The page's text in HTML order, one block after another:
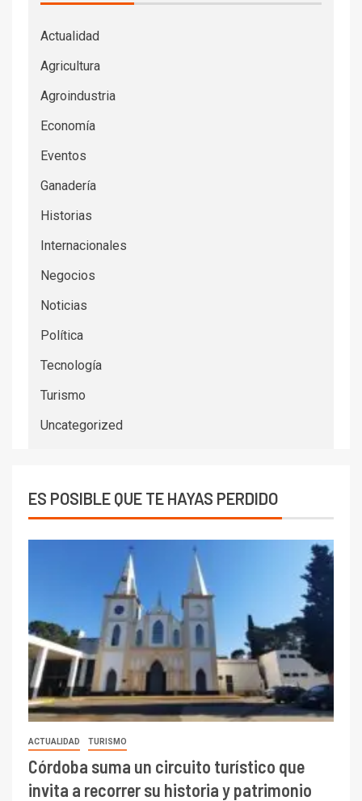
Actualidad
Agricultura
Agroindustria
Economía
Eventos
Ganadería
Historias
Internacionales
Negocios
Noticias
Política
Tecnología
Turismo
Uncategorized
ES POSIBLE QUE TE HAYAS PERDIDO
ACTUALIDAD TURISMO
Córdoba suma un circuito turístico que
invita a recorrer su historia y patrimonio